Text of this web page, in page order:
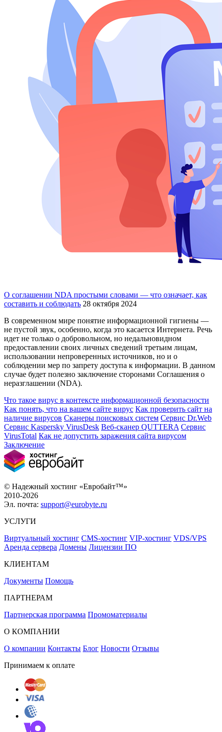
О соглашении NDA простыми словами — что означает, как
составить и соблюдать 28 октября 2024
В современном мире понятие информационной гигиены —
не пустой звук, особенно, когда это касается Интернета. Речь
идет не только о добровольном, но недальновидном
предоставлении своих личных сведений третьим лицам,
использовании непроверенных источников, но и о
соблюдении мер по запрету доступа к информации. В данном
случае будет полезно заключение сторонами Соглашения о
неразглашении (NDA).
Что такое вирус в контексте информационной безопасности
Как понять, что на вашем сайте вирус Как проверить сайт на
наличие вирусов Сканеры поисковых систем Сервис Dr.Web
Сервис Kaspersky VirusDesk Веб-сканер QUTTERA Сервис
VirusTotal Как не допустить заражения сайта вирусом
Заключение
© Надежный хостинг «Евробайт™»
2010-2026
Эл. почта: support@eurobyte.ru
УСЛУГИ
Виртуальный хостинг CMS-хостинг VIP-хостинг VDS/VPS
Аренда сервера Домены Лицензии ПО
КЛИЕНТАМ
Документы Помощь
ПАРТНЕРАМ
Партнерская программа Промоматериалы
О КОМПАНИИ
О компании Контакты Блог Новости Отзывы
Принимаем к оплате